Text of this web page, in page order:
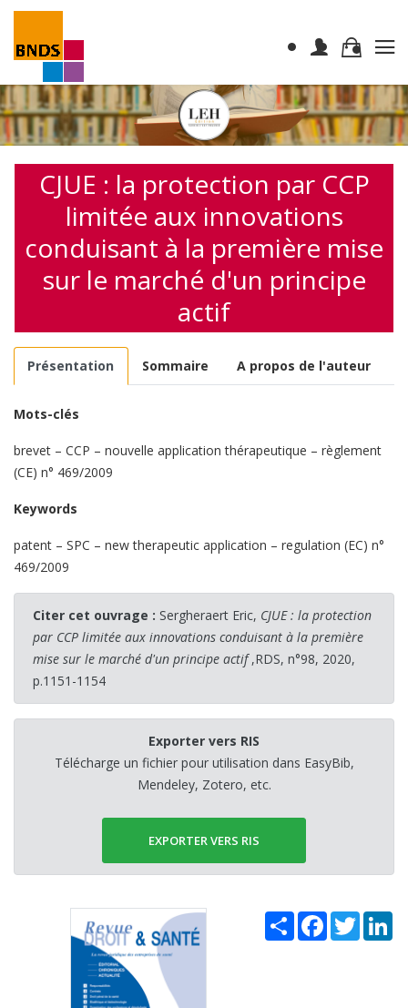
CJUE : la protection par CCP
limitée aux innovations
conduisant à la première mise
sur le marché d'un principe
actif
Présentation Sommaire A propos de l'auteur
Mots-clés
brevet – CCP – nouvelle application thérapeutique – règlement
(CE) n° 469/2009
Keywords
patent – SPC – new therapeutic application – regulation (EC) n°
469/2009
Citer cet ouvrage : Sergheraert Eric, CJUE : la protection
par CCP limitée aux innovations conduisant à la première
mise sur le marché d'un principe actif,RDS, n°98, 2020,
p.1151-1154
Exporter vers RIS
Télécharge un fichier pour utilisation dans EasyBib,
Mendeley, Zotero, etc.
EXPORTER VERS RIS
Share Facebook
Twitter